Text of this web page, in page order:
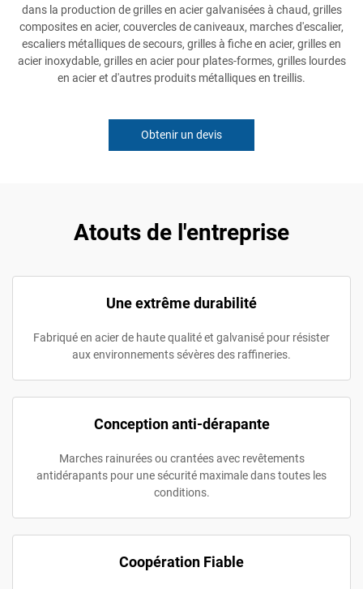
dans la production de grilles en acier galvanisées à chaud, grilles
composites en acier, couvercles de caniveaux, marches d'escalier,
escaliers métalliques de secours, grilles à fiche en acier, grilles en
acier inoxydable, grilles en acier pour plates-formes, grilles lourdes
en acier et d'autres produits métalliques en treillis.
Obtenir un devis
Atouts de l'entreprise
Une extrême durabilité
Fabriqué en acier de haute qualité et galvanisé pour résister
aux environnements sévères des raffineries.
Conception anti-dérapante
Marches rainurées ou crantées avec revêtements
antidérapants pour une sécurité maximale dans toutes les
conditions.
Coopération Fiable